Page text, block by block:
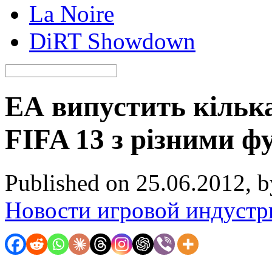
La Noire
DiRT Showdown
ЕА випустить
FIFA 13 з різними
Published on 25.06.2012,
Новости игровой